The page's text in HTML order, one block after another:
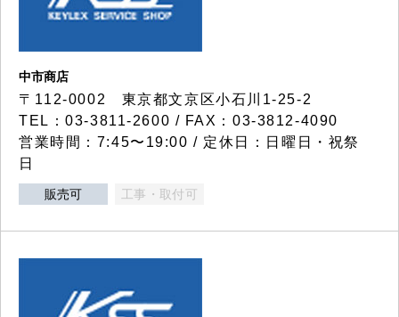
中市商店
〒112-0002 東京都文京区小石川1-25-2
TEL：03-3811-2600 / FAX：03-3812-4090
営業時間：7:45〜19:00 / 定休日：日曜日・祝祭
日
販売可 工事・取付可